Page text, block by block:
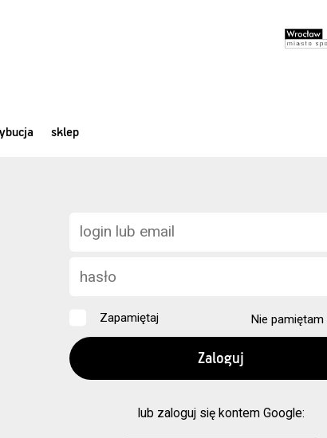
sklep
Zapamiętaj Nie pamiętam
lub zaloguj się kontem Google: